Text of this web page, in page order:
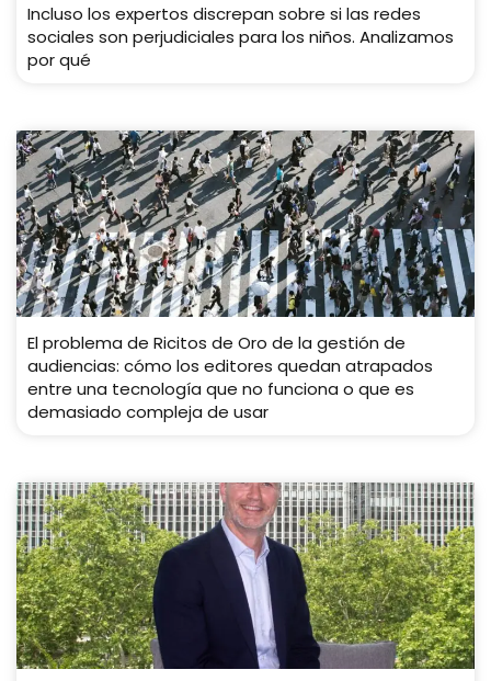
Incluso los expertos discrepan sobre si las redes
sociales son perjudiciales para los niños. Analizamos
por qué
El problema de Ricitos de Oro de la gestión de
audiencias: cómo los editores quedan atrapados
entre una tecnología que no funciona o que es
demasiado compleja de usar